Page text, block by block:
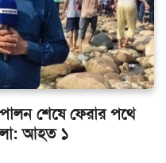
শেষে ফেরার পথে
আহত ১